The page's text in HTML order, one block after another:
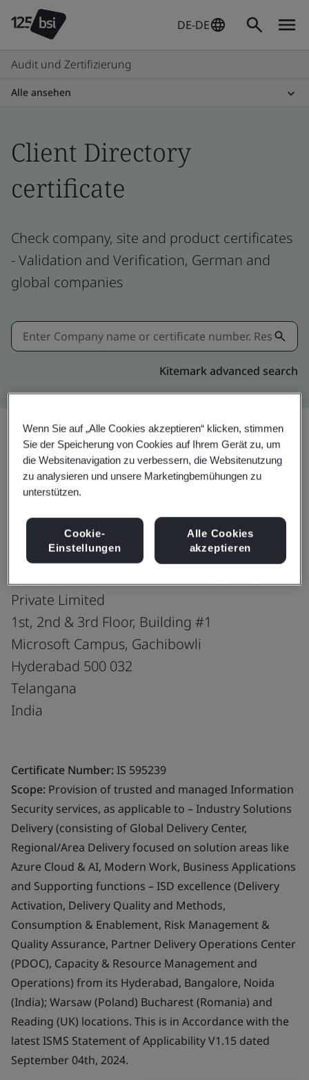
DE-DE
Audit und Zertifizierung
Alle ansehen
Client Directory
certificate
Check company, site and product certificates
- Validation and Verification, German and
global companies
Kitemark advanced search
Teilen:
ISO/IEC 27001:2022
Private Limited
1st, 2nd & 3rd Floor, Building #1
Microsoft Campus, Gachibowli
Hyderabad 500 032
Telangana
India
Certificate Number:IS 595239
Scope: Provision of trusted and managed Information
Security services, as applicable to – Industry Solutions
Delivery (consisting of Global Delivery Center,
Regional/Area Delivery focused on solution areas like
Azure Cloud & AI, Modern Work, Business Applications
and Supporting functions – ISD excellence (Delivery
Activation, Delivery Quality and Methods,
Consumption & Enablement, Risk Management &
Quality Assurance, Partner Delivery Operations Center
(PDOC), Capacity & Resource Management and
Operations) from its Hyderabad, Bangalore, Noida
(India); Warsaw (Poland) Bucharest (Romania) and
Reading (UK) locations. This is in Accordance with the
latest ISMS Statement of Applicability V1.15 dated
September 04th, 2024.
Wenn Sie auf „Alle Cookies akzeptieren“ klicken, stimmen
Sie der Speicherung von Cookies auf Ihrem Gerät zu, um
die Websitenavigation zu verbessern, die Websitenutzung
zu analysieren und unsere Marketingbemühungen zu
unterstützen.
Cookie-
Einstellungen
Alle Cookies
akzeptieren